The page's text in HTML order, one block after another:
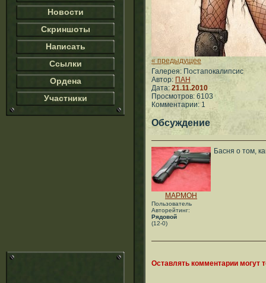
Новости
Скриншоты
Написать
Ссылки
Ордена
Участники
« предыдущее
Галерея: Постапокалипсис
Автор: ПАН
Дата: 21.11.2010
Просмотров: 6103
Комментарии: 1
Обсуждение
MAPMOH
Пользователь
Авторейтинг:
Рядовой
(12-0)
Басня о том,
Оставлять комментарии могут